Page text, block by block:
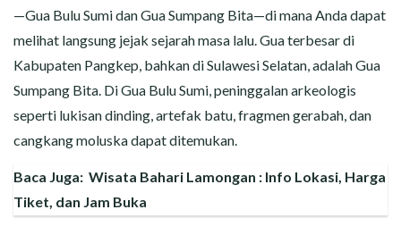
—Gua Bulu Sumi dan Gua Sumpang Bita—di mana Anda dapat
melihat langsung jejak sejarah masa lalu. Gua terbesar di
Kabupaten Pangkep, bahkan di Sulawesi Selatan, adalah Gua
Sumpang Bita. Di Gua Bulu Sumi, peninggalan arkeologis
seperti lukisan dinding, artefak batu, fragmen gerabah, dan
cangkang moluska dapat ditemukan.
Baca Juga: Wisata Bahari Lamongan : Info Lokasi, Harga
Tiket, dan Jam Buka